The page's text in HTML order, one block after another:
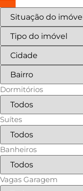
Dormitórios
Suítes
Banheiros
Vagas Garagem